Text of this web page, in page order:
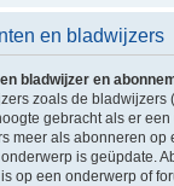
en bladwijzers
bladwijzer en
zoals de bladwijzers
gebracht als er
meer als abonneren op
is geüpdate.
op een onderwerp of